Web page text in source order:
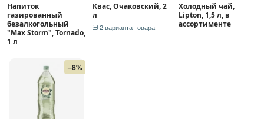
Напиток
газированный
безалкогольный
"Max Storm", Tornado,
1 л
Квас, Очаковский, 2
л
2 варианта товара
Холодный чай,
Lipton, 1,5 л, в
ассортименте
–8%